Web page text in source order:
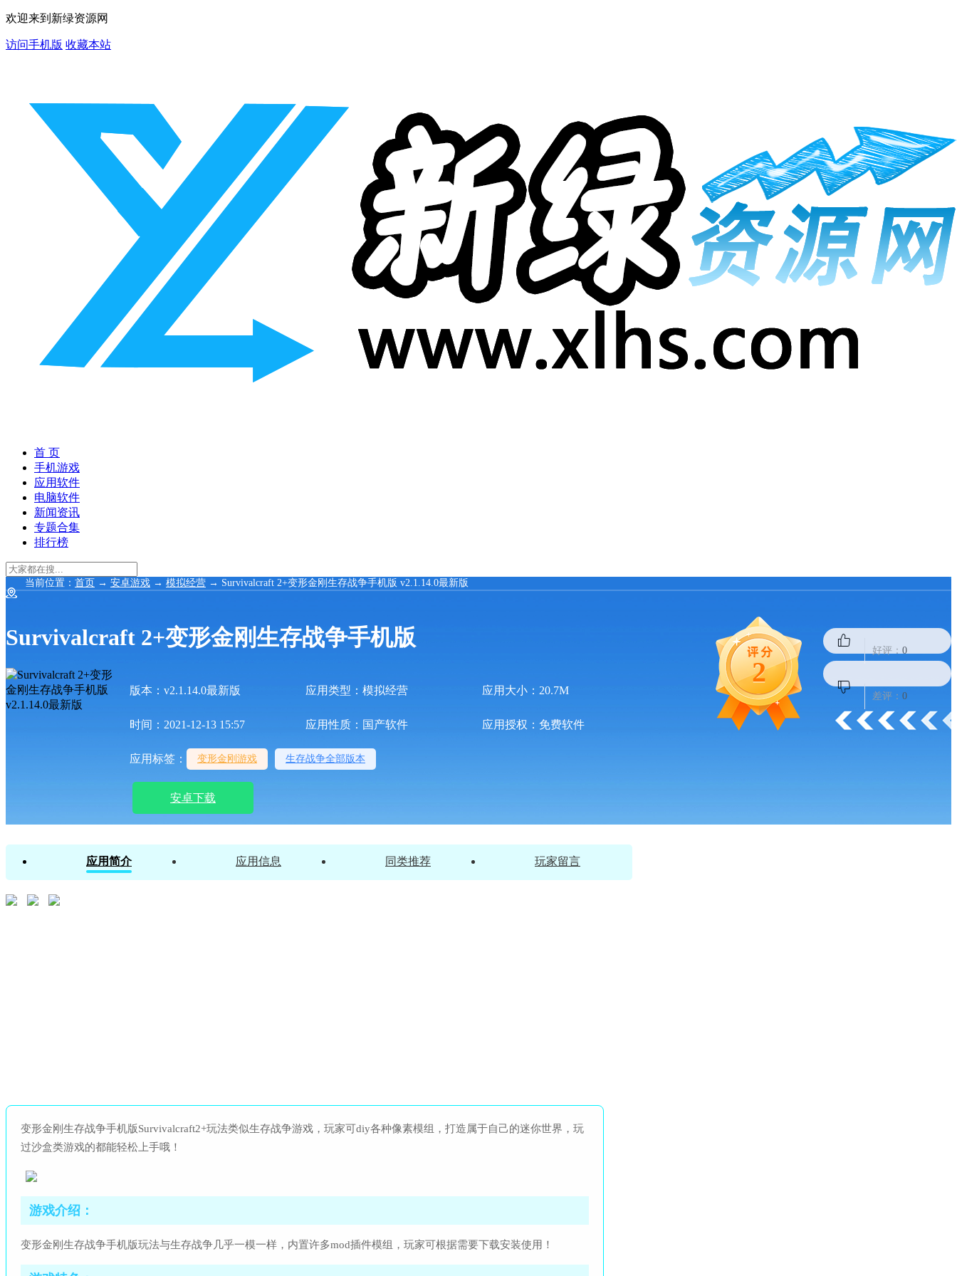
欢迎来到新绿资源网
访问手机版 收藏本站
首 页
手机游戏
应用软件
电脑软件
新闻资讯
专题合集
排行榜
当前位置： 首页 → 安卓游戏 → 模拟经营 → Survivalcraft 2+变形金刚生存战争手机版 v2.1.14.0最新版
Survivalcraft 2+变形金刚生存战争手机版
版本：v2.1.14.0最新版 应用类型：模拟经营 应用大小：20.7M
时间：2021-12-13 15:57 应用性质：国产软件 应用授权：免费软件
应用标签： 变形金刚游戏 生存战争全部版本
安卓下载
2
好评： 0
差评： 0
应用简介 应用信息 同类推荐 玩家留言
变形金刚生存战争手机版Survivalcraft2+玩法类似生存战争游戏，玩家可diy各种像素模组，打造属于自己的迷你世界，玩
过沙盒类游戏的都能轻松上手哦！
游戏介绍：
变形金刚生存战争手机版玩法与生存战争几乎一模一样，内置许多mod插件模组，玩家可根据需要下载安装使用！